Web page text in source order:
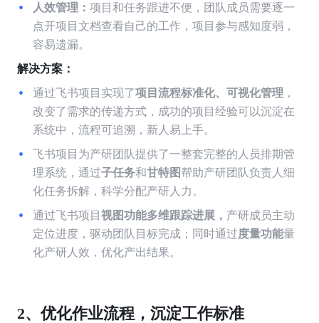
人效管理： 项目和任务跟进不便，团队成员需要逐一
点开项目文档查看自己的工作，项目参与感知度弱，
容易遗漏。
解决方案：
通过飞书项目实现了项目流程标准化、可视化管理 ，
改变了需求的传递方式，成功的项目经验可以沉淀在
系统中，流程可追溯，新人易上手。
飞书项目为产研团队提供了一整套完整的人员排期管
理系统，通过子任务和甘特图 帮助产研团队负责人细
化任务拆解，科学分配产研人力。
通过飞书项目 视图功能多维跟踪进展， 产研成员主动
定位进度，驱动团队目标完成；同时通过度量功能量
化产研人效，优化产出结果。
2、优化作业流程，沉淀工作标准